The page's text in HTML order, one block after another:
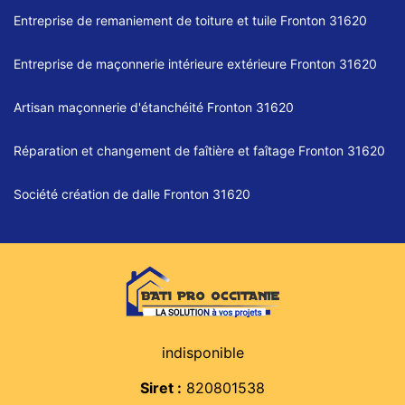
Entreprise de remaniement de toiture et tuile Fronton 31620
Entreprise de maçonnerie intérieure extérieure Fronton 31620
Artisan maçonnerie d'étanchéité Fronton 31620
Réparation et changement de faîtière et faîtage Fronton 31620
Société création de dalle Fronton 31620
indisponible
Siret : 820801538